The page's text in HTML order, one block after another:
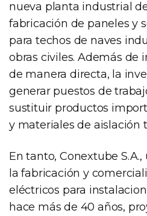
nueva planta industrial
fabricación de paneles y
para techos de naves
obras civiles. Además de
de manera directa, la
generar puestos de
sustituir productos
y materiales de aislación
En tanto, Conextube
la fabricación y
eléctricos para
hace más de 40 años,